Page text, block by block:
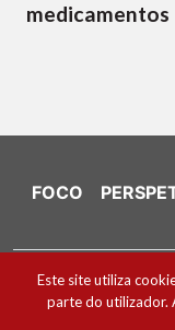
medicamentos
FOCO
Ficha Técnica e
Política de Cookies
Este site utiliza
parte do utilizador.